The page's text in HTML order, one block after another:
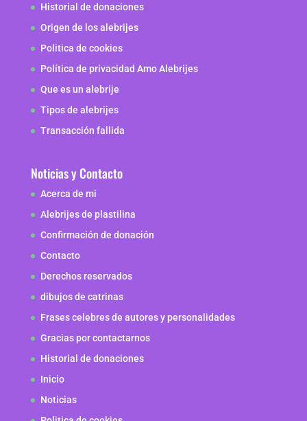
Historial de donaciones
Origen de los alebrijes
Politica de cookies
Política de privacidad Amo Alebrijes
Que es un alebrije
Tipos de alebrijes
Transacción fallida
Noticias y Contacto
Acerca de mi
Alebrijes de plastilina
Confirmación de donación
Contacto
Derechos reservados
dibujos de catrinas
Frases celebres de autores y personalidades
Gracias por contactarnos
Historial de donaciones
Inicio
Noticias